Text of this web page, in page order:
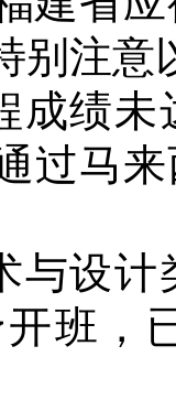
别注意
成绩
过马
与设
班，